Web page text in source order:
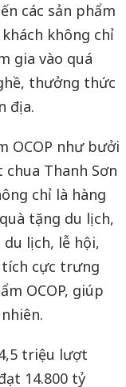
các sản phẩm
khách không chỉ
gia vào quá
thưởng thức
địa.
OCOP như bưởi
Thanh Sơn
chỉ là hàng
tặng du lịch,
lịch, lễ hội,
cực trưng
OCOP, giúp
triệu lượt
14.800 tỷ